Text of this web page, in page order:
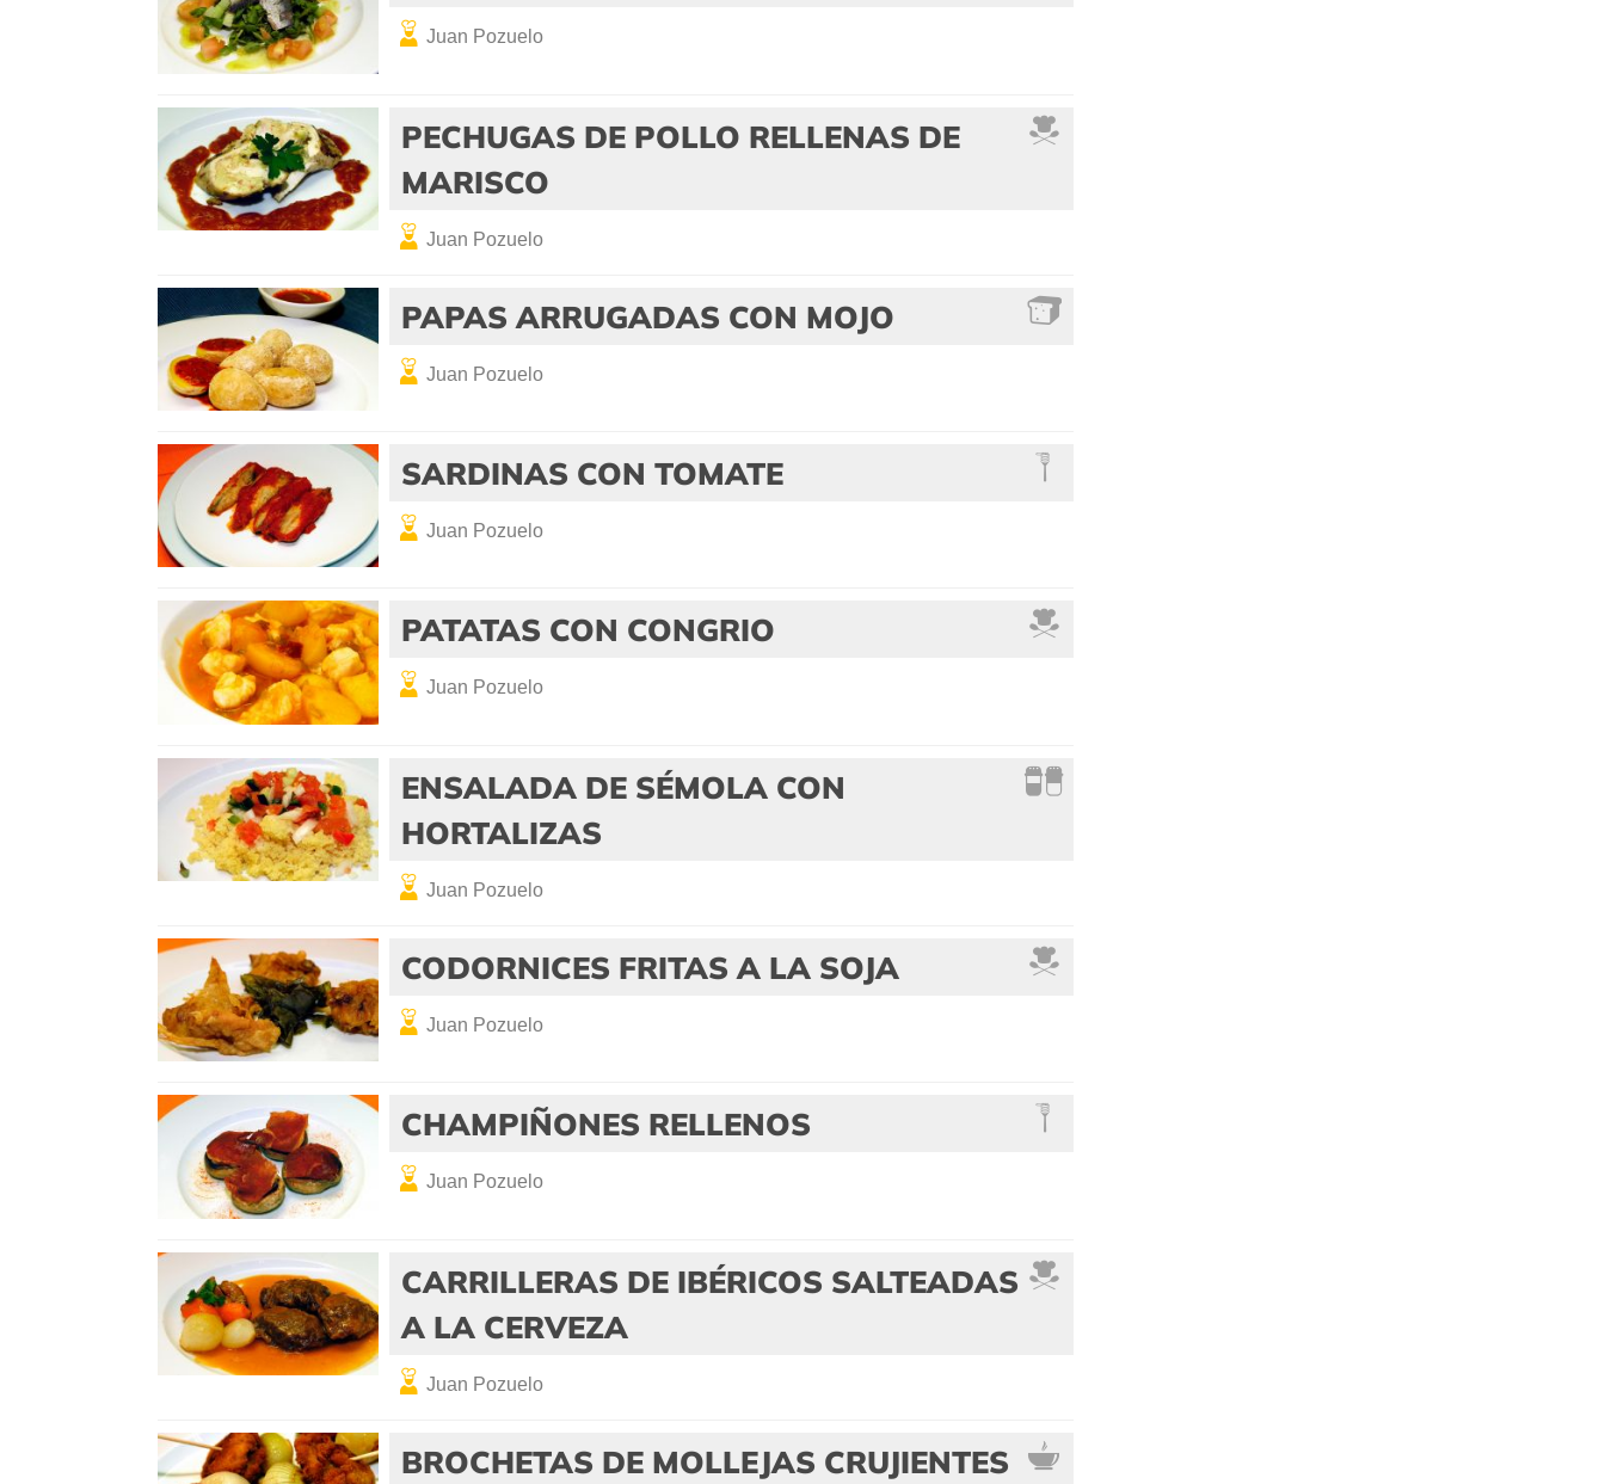
Juan Pozuelo
PECHUGAS DE POLLO RELLENAS DE
MARISCO
Juan Pozuelo
PAPAS ARRUGADAS CON MOJO
Juan Pozuelo
SARDINAS CON TOMATE
Juan Pozuelo
PATATAS CON CONGRIO
Juan Pozuelo
ENSALADA DE SÉMOLA CON
HORTALIZAS
Juan Pozuelo
CODORNICES FRITAS A LA SOJA
Juan Pozuelo
CHAMPIÑONES RELLENOS
Juan Pozuelo
CARRILLERAS DE IBÉRICOS SALTEADAS
A LA CERVEZA
Juan Pozuelo
BROCHETAS DE MOLLEJAS CRUJIENTES